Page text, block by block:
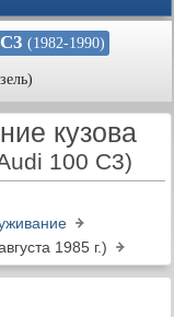
С3 (1982-1990)
кузова
100 C3)
1985 г.)